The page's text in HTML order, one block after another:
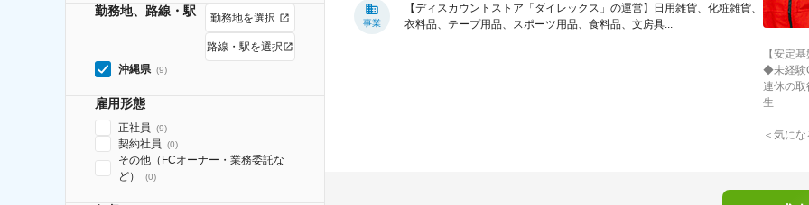
勤務地、路線・駅 勤務地を選択
路線・駅を選択
沖縄県 (9)
雇用形態
正社員 (9)
契約社員 (0)
その他（FCオーナー・業務委託な
ど）
(0)
事業
【ディスカウントストア「ダイレックス」の運営】日用雑貨、化粧雑貨、
衣料品、テープ用品、スポーツ用品、食料品、文房具...
【安定
◆未経験
連休の
生
＜気に